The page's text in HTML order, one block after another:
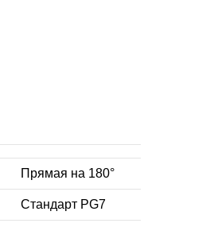
Прямая на 180°
Стандарт PG7